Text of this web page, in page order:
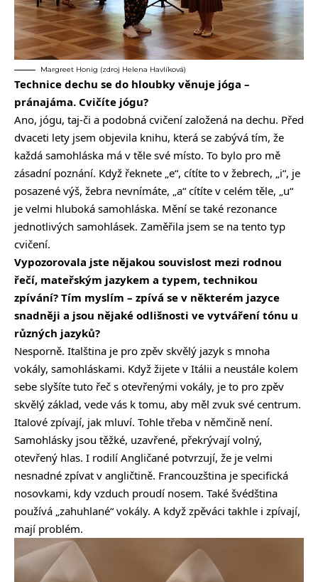
Margreet Honig (zdroj Helena Havlíková)
Technice dechu se do hloubky věnuje jóga –
pránajáma. Cvičíte jógu?
Ano, jógu, taj-či a podobná cvičení založená na dechu. Před
dvaceti lety jsem objevila knihu, která se zabývá tím, že
každá samohláska má v těle své místo. To bylo pro mě
zásadní poznání. Když řeknete „e“, cítíte to v žebrech, „i“, je
posazené výš, žebra nevnímáte, „a“ cítíte v celém těle, „u“
je velmi hluboká samohláska. Mění se také rezonance
jednotlivých samohlásek. Zaměřila jsem se na tento typ
cvičení.
Vypozorovala jste nějakou souvislost mezi rodnou
řečí, mateřským jazykem a typem, technikou
zpívání? Tím myslím – zpívá se v některém jazyce
snadněji a jsou nějaké odlišnosti ve vytváření tónu u
různých jazyků?
Nesporně. Italština je pro zpěv skvělý jazyk s mnoha
vokály, samohláskami. Když žijete v Itálii a neustále kolem
sebe slyšíte tuto řeč s otevřenými vokály, je to pro zpěv
skvělý základ, vede vás k tomu, aby měl zvuk své centrum.
Italové zpívají, jak mluví. Tohle třeba v němčině není.
Samohlásky jsou těžké, uzavřené, překrývají volný,
otevřený hlas. I rodilí Angličané potvrzují, že je velmi
nesnadné zpívat v angličtině. Francouzština je specifická
nosovkami, kdy vzduch proudí nosem. Také švédština
používá „zahuhlané“ vokály. A když zpěváci takhle i zpívají,
mají problém.